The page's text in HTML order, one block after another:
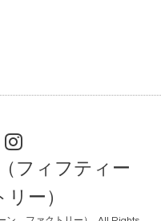
フィフティー
ー）